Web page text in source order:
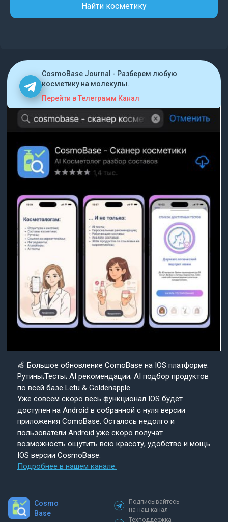
Найти косметику
CosmoBase Journal - Разберем любую
косметику на молекулы.
Перейти в Телеграмм Канал
🍏 Большое обновление ComoBase на IOS платформе.
Рутины;Тесты; AI рекомендации; AI подбор продуктов
по всей базе Letu & Goldenapple.
Уже совсем скоро весь функционал IOS будет
доступен на Android в собранной с нуля версии
приложения ComoBase. Осталось недолго и
пользователи Android уже скоро получат
возможность ощутить всю красоту, удобство и мощь
IOS версии CosmoBase.
Подробнее в нашем канале.
Cosmo
Base
Подписывайтесь
на наш канал
Техподдержка